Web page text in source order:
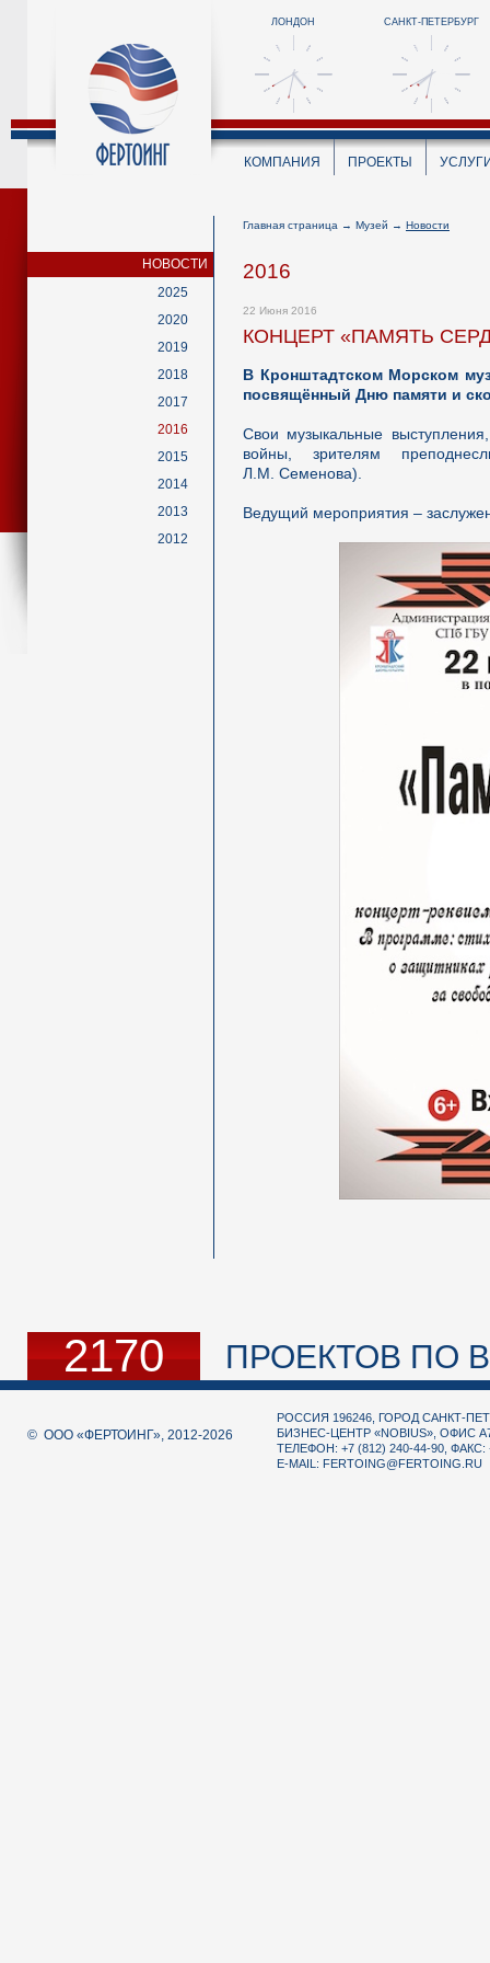
ЛОНДОН САНКТ-ПЕТЕРБУРГ
КОМПАНИЯ ПРОЕКТЫ
НОВОСТИ
2025
2020
2019
2018
2017
2016
2015
2014
2013
2012
Главная страница → Музей → Новости
2016
22 Июня 2016
КОНЦЕРТ «ПАМЯТЬ
В Кронштадтском Морском
посвящённый Дню памяти и
Свои музыкальные
войны, зрителям
Л.М. Семенова).
Ведущий мероприятия –
2170 ПРОЕКТОВ ПО
© ООО «ФЕРТОИНГ», 2012-2026
РОССИЯ 196246, ГОРОД САНКТ-
БИЗНЕС-ЦЕНТР «NOBIUS», ОФИС
ТЕЛЕФОН: +7 (812) 240-44-90, ФАКС:
E-MAIL: FERTOING@FERTOING.RU